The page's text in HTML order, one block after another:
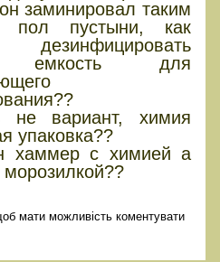
заминировал таким
пол пустыни, как
дезинфицировать
емкость для
не вариант, химия
упаковка??
хаммер с химией а
морозилкой??
мати можливість коментувати